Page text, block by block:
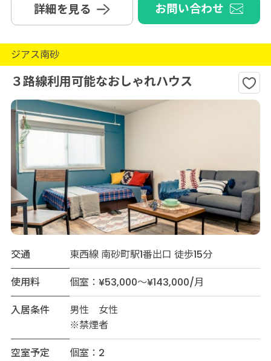
詳細を見る お問い合わせ
ジアス南砂
３路線利用可能なおしゃれハウス
交通
東西線 南砂町駅1番出口 徒歩15分
使用料
個室：¥53,000～¥143,000/月
入居条件
男性 女性
※禁煙者
空室予定
個室：2